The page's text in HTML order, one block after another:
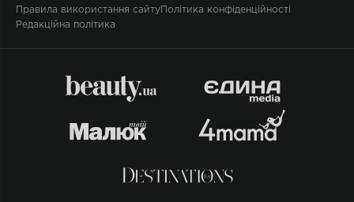
Правила використання сайту Політика конфіденційності
Редакційна політика